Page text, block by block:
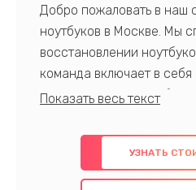
Добро пожаловать в наш
ноутбуков в Москве. Мы
восстановлении
команда включает в
профессионалов с
предлагаем быстрый и
использованием
также гарантируем
УЗНАТЬ